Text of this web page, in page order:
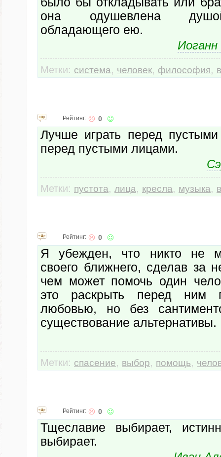
она одушевлена
обладающего ею.
Метки: система, человек, философия,
Рейтинг: 0
Лучше играть перед
перед пустыми лицами.
Метки: пустота, лица, кресла, музыка,
Рейтинг: 0
Я убежден, что никто не
своего ближнего, сделав за
чем может помочь один
это раскрыть перед ним
любовью, но без
существование альтернативы.
Метки: спасение, выбор, помощь,
Рейтинг: 0
Тщеславие выбирает,
выбирает.